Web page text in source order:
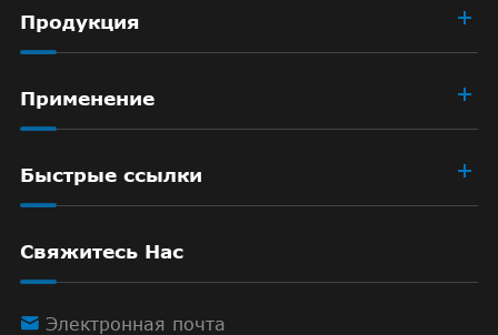
Продукция
Применение
Быстрые ссылки
Свяжитесь Нас
 Электронная почта